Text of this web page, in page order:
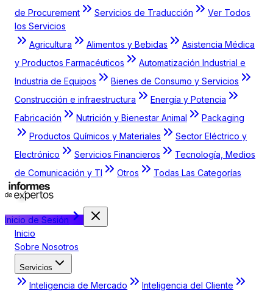
de Procurement
Servicios de Traducción
Ver Todos
los Servicios
Agricultura
Alimentos y Bebidas
Asistencia Médica
y Productos Farmacéuticos
Automatización Industrial e
Industria de Equipos
Bienes de Consumo y Servicios
Construcción e infraestructura
Energía y Potencia
Fabricación
Nutrición y Bienestar Animal
Packaging
Productos Químicos y Materiales
Sector Eléctrico y
Electrónico
Servicios Financieros
Tecnología, Medios
de Comunicación y TI
Otros Todas Las Categorías
Inicio de Sesión
Inicio
Sobre Nosotros
Servicios
Inteligencia de Mercado
Inteligencia del Cliente